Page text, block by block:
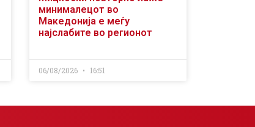
минималецот во
Македонија е меѓу
најслабите во регионот
06/08/2026 16:51